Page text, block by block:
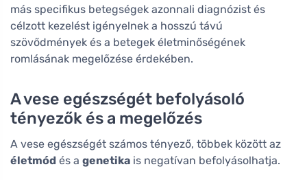
más specifikus betegségek azonnali diagnózist és
célzott kezelést igényelnek a hosszú távú
szövődmények és a betegek életminőségének
romlásának megelőzése érdekében.
A vese egészségét befolyásoló
tényezők és a megelőzés
A vese egészségét számos tényező, többek között az
életmód és a genetika is negatívan befolyásolhatja.